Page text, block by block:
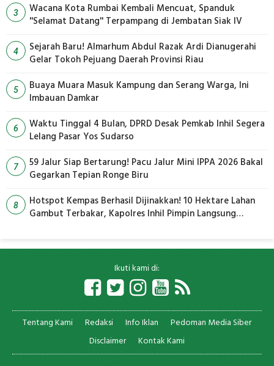
3
Wacana Kota Rumbai Kembali Mencuat, Spanduk
''Selamat Datang'' Terpampang di Jembatan Siak IV
4
Sejarah Baru! Almarhum Abdul Razak Ardi Dianugerahi
Gelar Tokoh Pejuang Daerah Provinsi Riau
5
Buaya Muara Masuk Kampung dan Serang Warga, Ini
Imbauan Damkar
6
Waktu Tinggal 4 Bulan, DPRD Desak Pemkab Inhil Segera
Lelang Pasar Yos Sudarso
7
59 Jalur Siap Bertarung! Pacu Jalur Mini IPPA 2026 Bakal
Gegarkan Tepian Ronge Biru
8
Hotspot Kempas Berhasil Dijinakkan! 10 Hektare Lahan
Gambut Terbakar, Kapolres Inhil Pimpin Langsung
Ikuti kami di:
Tentang Kami Redaksi Info Iklan
Pedoman Media Siber
Disclaimer
Kontak Kami